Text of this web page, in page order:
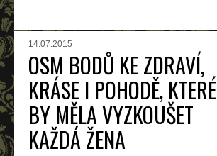
14.07.2015
OSM BODŮ KE ZDRAVÍ,
KRÁSE I POHODĚ, KTERÉ
BY MĚLA VYZKOUŠET
KAŽDÁ ŽENA